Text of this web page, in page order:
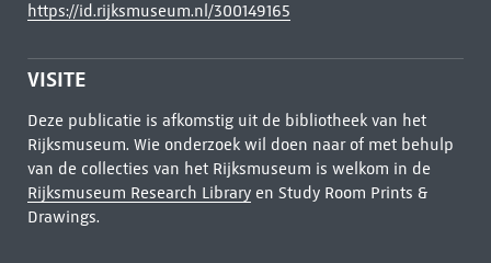
https://id.rijksmuseum.nl/300149165
VISITE
Deze publicatie is afkomstig uit de bibliotheek van het
Rijksmuseum. Wie onderzoek wil doen naar of met behulp
van de collecties van het Rijksmuseum is welkom in de
Rijksmuseum Research Libraryen Study Room Prints &
Drawings.